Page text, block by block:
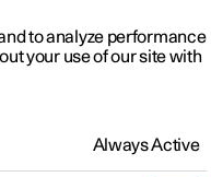
to analyze performance
your use of our site with
Always Active